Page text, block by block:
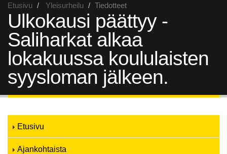
Etusivu Yleisurheilu Tiedotteet
Ulkokausi päättyy -
Saliharkat alkaa
lokakuussa koululaisten
syysloman jälkeen.
Etusivu
Ajankohtaista